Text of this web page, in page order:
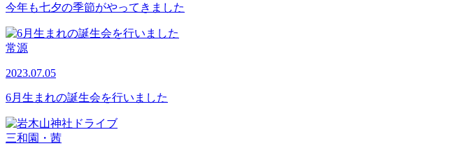
今年も七夕の季節がやってきました
常源
2023.07.05
6月生まれの誕生会を行いました
三和園・茜